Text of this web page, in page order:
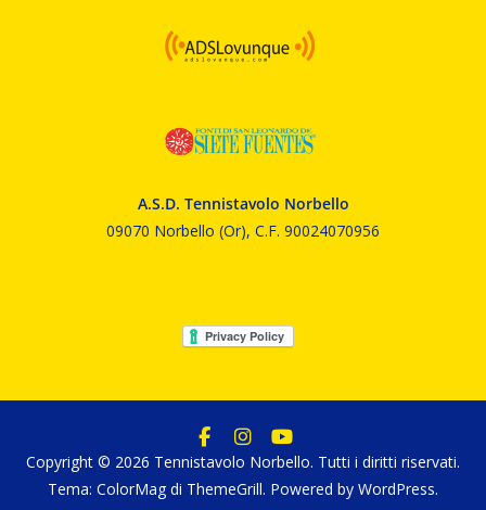
A.S.D. Tennistavolo Norbello
09070 Norbello (Or), C.F. 90024070956
Copyright © 2026 Tennistavolo Norbello. Tutti i diritti riservati.
Tema: ColorMag di ThemeGrill. Powered by WordPress.